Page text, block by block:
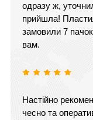
одразу ж,
прийшла!
замовили 7 пачок
вам.
Настійно
чесно та